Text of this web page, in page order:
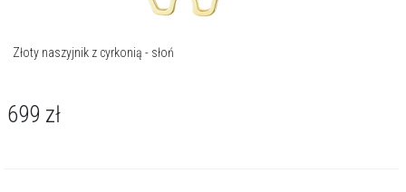
Złoty naszyjnik z cyrkonią - słoń
699 zł